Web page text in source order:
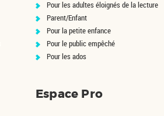
Pour les adultes éloignés de la lecture
Parent/Enfant
Pour la petite enfance
Pour le public empêché
Pour les ados
Espace Pro